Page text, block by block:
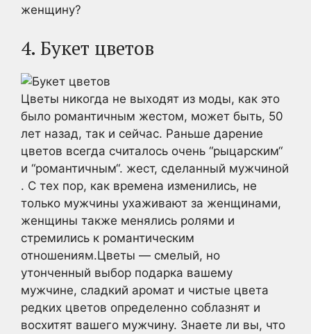
женщину?
4. Букет цветов
Цветы никогда не выходят из моды, как это
было романтичным жестом, может быть, 50
лет назад, так и сейчас. Раньше дарение
цветов всегда считалось очень “рыцарским“
и “романтичным“. жест, сделанный мужчиной
. С тех пор, как времена изменились, не
только мужчины ухаживают за женщинами,
женщины также менялись ролями и
стремились к романтическим
отношениям.Цветы — смелый, но
утонченный выбор подарка вашему
мужчине, сладкий аромат и чистые цвета
редких цветов определенно соблазнят и
восхитят вашего мужчину. Знаете ли вы, что